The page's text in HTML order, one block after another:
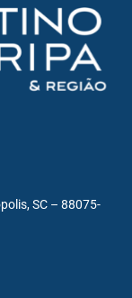
SC – 88075-